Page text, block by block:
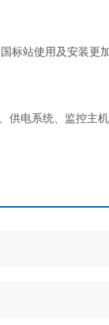
站使用及安装更
电系统、监控主机